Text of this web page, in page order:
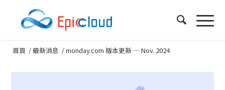
首頁 /最新消息 /monday.com 版本更新 — Nov. 2024